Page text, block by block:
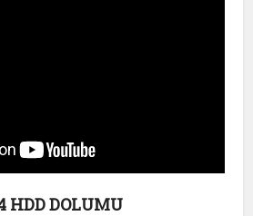
HDD DOLUMU